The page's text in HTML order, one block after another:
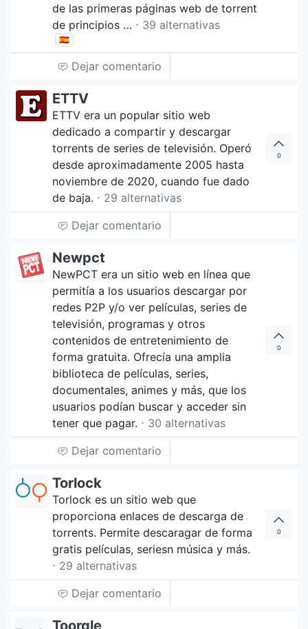
de las primeras páginas web de torrent
de principios … ⋅ 39 alternativas
🇪🇸
Dejar comentario
ETTV
ETTV era un popular sitio web
dedicado a compartir y descargar
torrents de series de televisión. Operó
desde aproximadamente 2005 hasta
noviembre de 2020, cuando fue dado
de baja. ⋅ 29 alternativas
0
Dejar comentario
Newpct
NewPCT era un sitio web en línea que
permitía a los usuarios descargar por
redes P2P y/o ver películas, series de
televisión, programas y otros
contenidos de entretenimiento de
forma gratuita. Ofrecía una amplia
biblioteca de películas, series,
documentales, animes y más, que los
usuarios podían buscar y acceder sin
tener que pagar. ⋅ 30 alternativas
0
Dejar comentario
Torlock
Torlock es un sitio web que
proporciona enlaces de descarga de
torrents. Permite descaragar de forma
gratis películas, seriesn música y más.
⋅ 29 alternativas
0
Dejar comentario
Toorgle